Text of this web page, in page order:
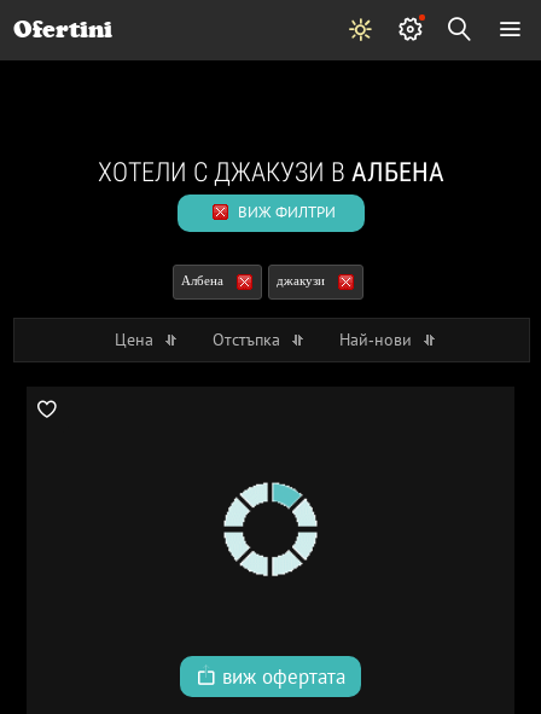
Ofertini
ХОТЕЛИ С ДЖАКУЗИ В АЛБЕНА
ВИЖ ФИЛТРИ
Албена джакузи
Цена Отстъпка Най-нови
виж офертата